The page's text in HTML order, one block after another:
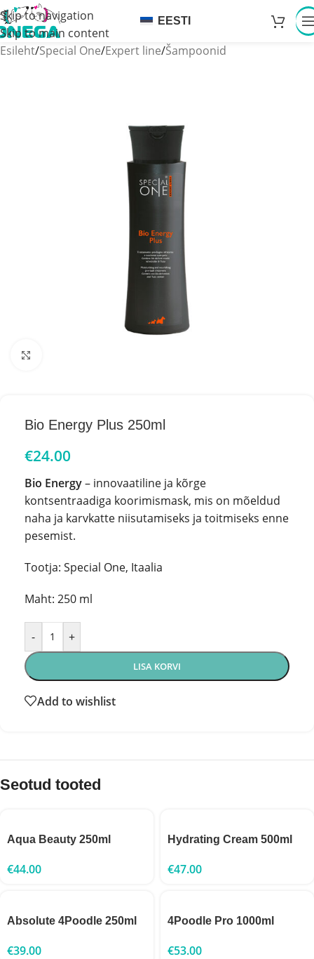
Skip to navigation
Skip to main content
EESTI
Esileht/Special One/Expert line/Šampoonid
Bio Energy Plus 250ml
€24.00
Bio Energy– innovaatiline ja kõrge
kontsentraadiga koorimismask, mis on mõeldud
naha ja karvkatte niisutamiseks ja toitmiseks enne
pesemist.
Tootja: Special One, Itaalia
Maht: 250 ml
- +
LISA KORVI
Add to wishlist
Seotud tooted
Aqua Beauty 250ml
€44.00
Hydrating Cream 500ml
€47.00
Absolute 4Poodle 250ml
€39.00
4Poodle Pro 1000ml
€53.00